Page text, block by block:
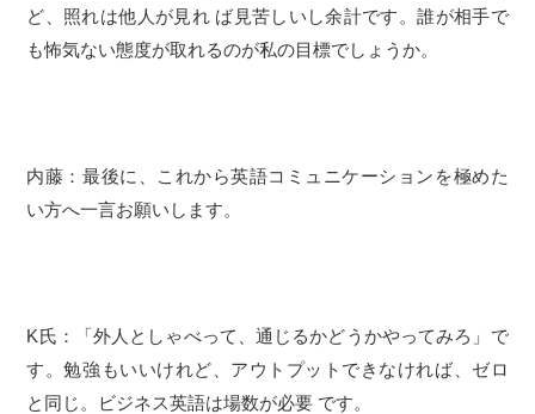
ど、照れは他人が見れ ば見苦しいし余計です。誰が相手で
も怖気ない態度が取れるのが私の目標でしょうか。
内藤：最後に、これから英語コミュニケーションを極めた
い方へ一言お願いします。
K氏：「外人としゃべって、通じるかどうかやってみろ」で
す。勉強もいいけれど、アウトプットできなければ、ゼロ
と同じ。ビジネス英語は場数が必要 です。